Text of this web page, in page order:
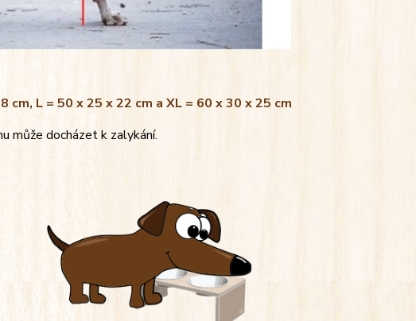
cm, L = 50 x 25 x 22 cm a XL = 60 x 30 x 25 cm
může docházet k zalykání.